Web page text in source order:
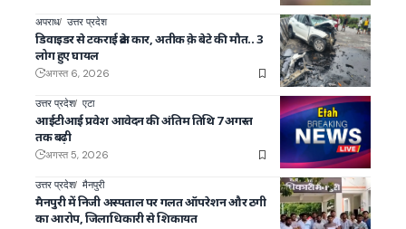
अपराध उत्तर प्रदेश
डिवाइडर से टकराई क्रेटा कार, अतीक क़े बेटे की मौत.. 3
लोग हुए घायल
अगस्त 6, 2026
उत्तर प्रदेश एटा
आईटीआई प्रवेश आवेदन की अंतिम तिथि 7 अगस्त
तक बढ़ी
अगस्त 5, 2026
उत्तर प्रदेश मैनपुरी
मैनपुरी में निजी अस्पताल पर गलत ऑपरेशन और ठगी
का आरोप, जिलाधिकारी से शिकायत